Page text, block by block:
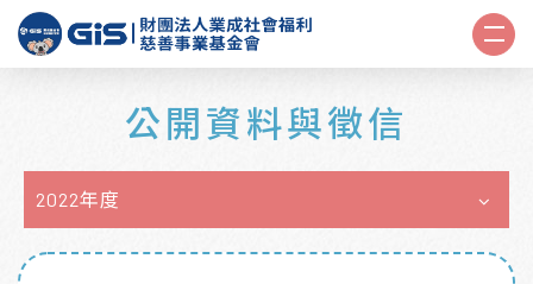
公開資料與徵信
2022年度